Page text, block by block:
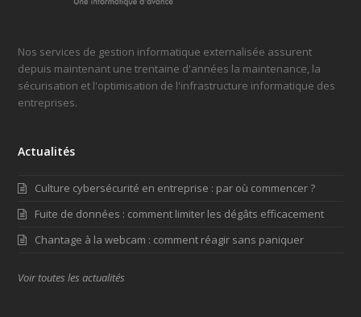
Nos services de gestion informatique externalisée assurent
depuis maintenant une trentaine d'années la maintenance, la
sécurisation et l'optimisation de l'infrastructure informatique des
entreprises.
Actualités
Culture cybersécurité en entreprise : par où commencer ?
Fuite de données : comment limiter les dégâts efficacement
Chantage à la webcam : comment réagir sans paniquer
Voir toutes les actualités